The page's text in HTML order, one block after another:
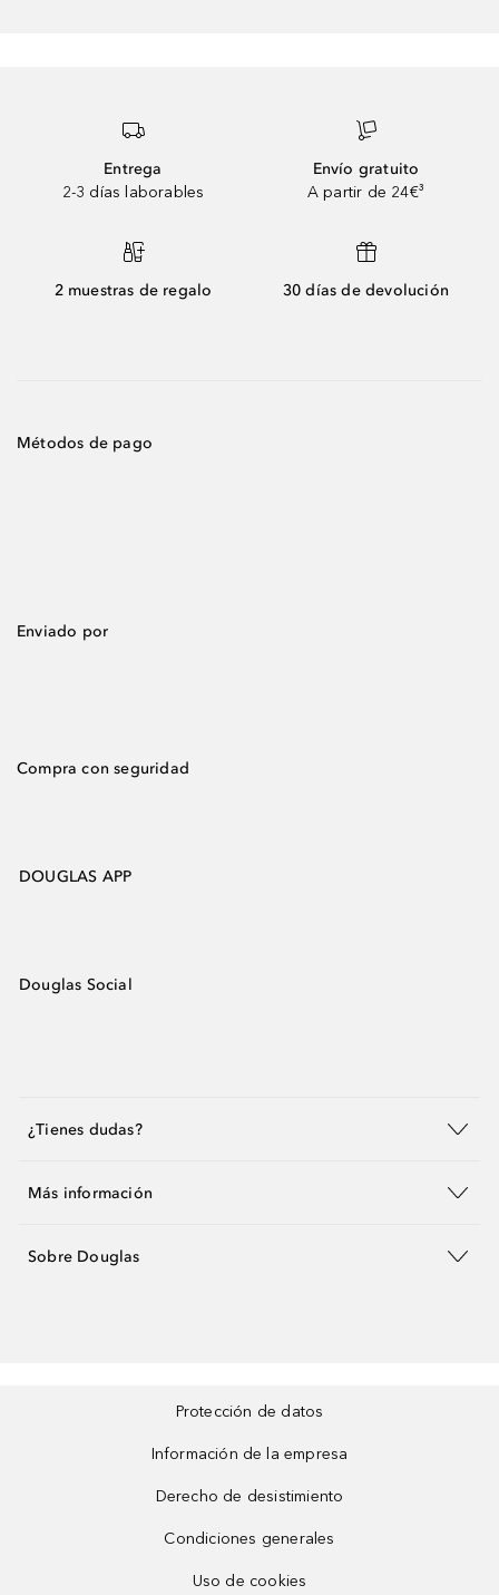
Entrega
2-3 días laborables
Envío gratuito
A partir de 24€³
2 muestras de regalo 30 días de devolución
Métodos de pago
Enviado por
Compra con seguridad
DOUGLAS APP
Douglas Social
¿Tienes dudas?
Más información
Sobre Douglas
Protección de datos
Información de la empresa
Derecho de desistimiento
Condiciones generales
Uso de cookies